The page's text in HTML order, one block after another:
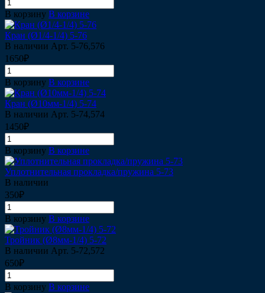
В корзину В корзине
Кран (Ø1/4-1/4) 5-76
В наличии Арт. 5-76,576
1650₽
В корзину В корзине
Кран (Ø10мм-1/4) 5-74
В наличии Арт. 5-74,574
1450₽
В корзину В корзине
Уплотнительная прокладка/пружина 5-73
В наличии
350₽
В корзину В корзине
Тройник (Ø8мм-1/4) 5-72
В наличии Арт. 5-72,572
650₽
В корзину В корзине